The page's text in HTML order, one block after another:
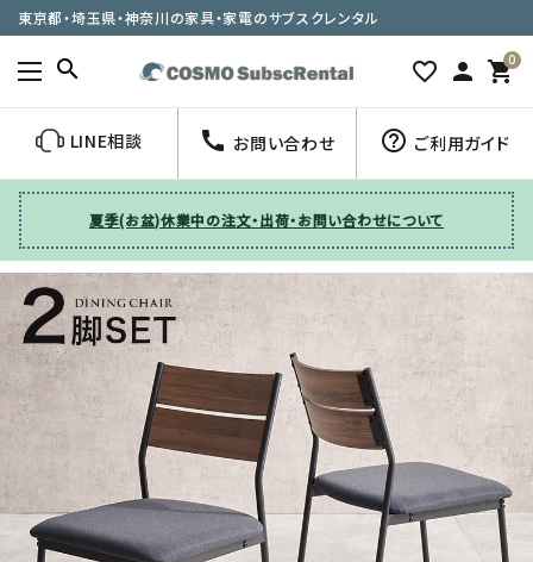
東京都・埼玉県・神奈川の家具・家電のサブスクレンタル
search favorite_border person 0
shopping_cart
LINE相談 call お問い合わせ help_outline ご利用ガイド
夏季(お盆)休業中の注文・出荷・お問い合わせについて